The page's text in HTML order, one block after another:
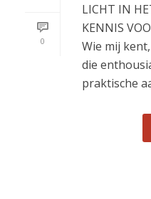
0
LICHT IN
KENNIS
Wie mij
die
praktische